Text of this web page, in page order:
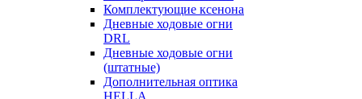
Комплектующие ксенона
Дневные ходовые огни
DRL
Дневные ходовые огни
(штатные)
Дополнительная оптика
HELLA